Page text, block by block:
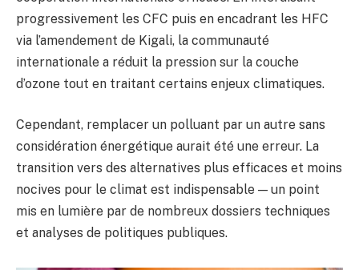
progressivement les CFC puis en encadrant les HFC
via l’amendement de Kigali, la communauté
internationale a réduit la pression sur la couche
d’ozone tout en traitant certains enjeux climatiques.
Cependant, remplacer un polluant par un autre sans
considération énergétique aurait été une erreur. La
transition vers des alternatives plus efficaces et moins
nocives pour le climat est indispensable — un point
mis en lumière par de nombreux dossiers techniques
et analyses de politiques publiques.